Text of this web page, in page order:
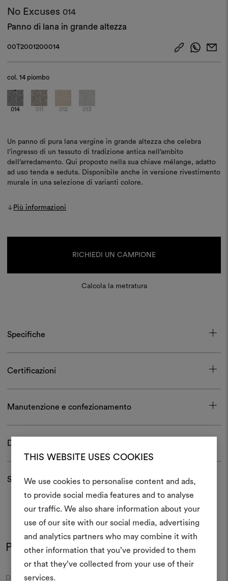
THIS WEBSITE USES COOKIES
We use cookies to personalise content and ads,
to provide social media features and to analyse
our traffic. We also share information about your
use of our site with our social media, advertising
and analytics partners who may combine it with
other information that you’ve provided to them
or that they’ve collected from your use of their
services.
No Excuses 014
Panno di lana in grande altezza
00T2001200014
col.14 piombo
014 011 012 013
Un panno di pura lana vergine in grande altezza che celebra
l’ingresso di un tessuto di tradizione antica nell’ambito
dell’arredamento. Qui proposto nella sua chiave mélange, adatto
ad uso tenda e seduta. Disponibile anche in versione rivestimento
murale in una selezione di varianti colore.
Più informazioni
RICHIEDI UN CAMPIONE
Calcola la metratura
Specifiche
Certificazioni
Manutenzione e confezionamento
Download
Spedizioni e resi
Potrebbe interessarti anche
Moodboard
DEDAR
Crea
Uno strumento interattivo
e condividere le tue idee,